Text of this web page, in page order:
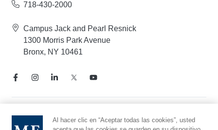
718-430-2000
Campus Jack and Pearl Resnick
1300 Morris Park Avenue
Bronx, NY 10461
Aviso de prácticas de privacidad
Al hacer clic en “Aceptar todas las cookies”, usted